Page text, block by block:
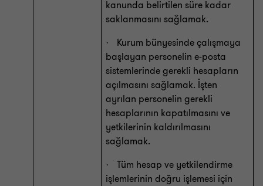
kanunda belirtilen süre kadar
saklanmasını sağlamak.
·
Kurum bünyesinde çalışmaya
başlayan personelin e-posta
sistemlerinde gerekli hesapların
açılmasını sağlamak. İşten
ayrılan personelin gerekli
hesaplarının kapatılmasını ve
yetkilerinin kaldırılmasını
sağlamak.
·
Tüm hesap ve yetkilendirme
işlemlerinin doğru işlemesi için